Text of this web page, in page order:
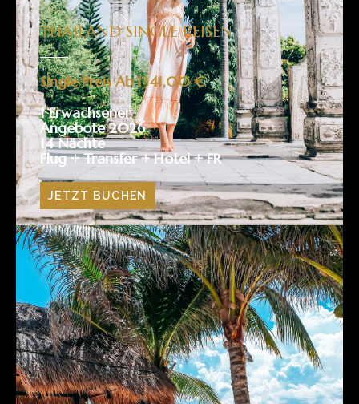
THAILAND SINGLE REISEN
Single Preis Ab 1341,00 €
1 Erwachsener
Angebote 2026
14 Nächte
Flug + Transfer + Hotel + FR
JETZT BUCHEN